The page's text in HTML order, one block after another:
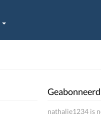
nathalie1234 is